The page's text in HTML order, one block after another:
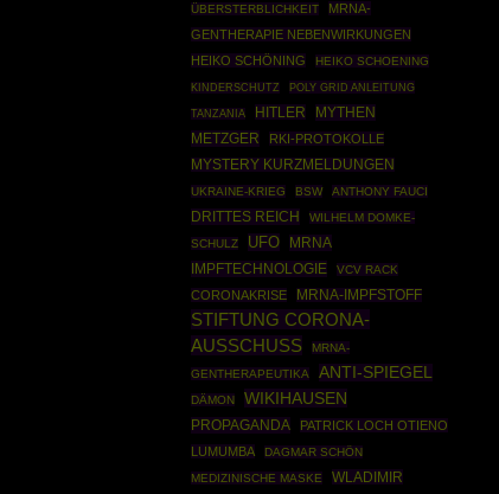
ÜBERSTERBLICHKEIT
MRNA-
GENTHERAPIE NEBENWIRKUNGEN
HEIKO SCHÖNING
HEIKO SCHOENING
KINDERSCHUTZ POLY GRID ANLEITUNG
TANZANIA HITLER
MYTHEN
METZGER
RKI-PROTOKOLLE
MYSTERY KURZMELDUNGEN
UKRAINE-KRIEG BSW ANTHONY FAUCI
DRITTES REICH
WILHELM DOMKE-
SCHULZ
UFO
MRNA
IMPFTECHNOLOGIE
VCV RACK
CORONAKRISE MRNA-IMPFSTOFF
STIFTUNG CORONA-
AUSSCHUSS
MRNA-
GENTHERAPEUTIKA
ANTI-SPIEGEL
DÄMON WIKIHAUSEN
PROPAGANDA
PATRICK LOCH OTIENO
LUMUMBA
DAGMAR SCHÖN
MEDIZINISCHE MASKE
WLADIMIR